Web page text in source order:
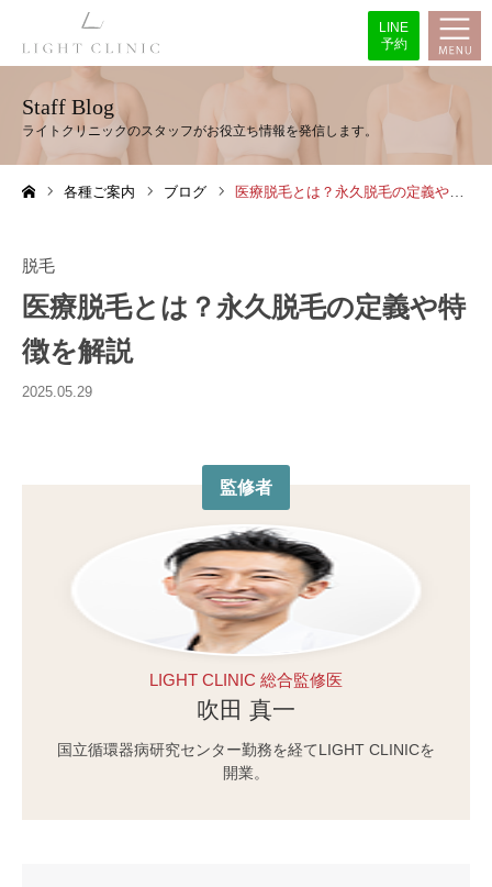
LINE
予約
Staff Blog
各種ご案内 ブログ 医療脱毛とは？永久脱毛の定義や特徴を解説
脱毛
医療脱毛とは？永久脱毛の定義や特
徴を解説
2025.05.29
監修者
LIGHT CLINIC 総合監修医
吹田 真一
国立循環器病研究センター勤務を経てLIGHT CLINICを
開業。